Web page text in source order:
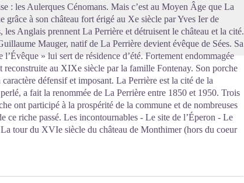
: les Aulerques Cénomans. Mais c’est au Moyen Âge que La
grâce à son château fort érigé au Xe siècle par Yves Ier de
Anglais prennent La Perrière et détruisent le château et la cité.
Mauger, natif de La Perrière devient évêque de Sées. Sa
» lui sert de résidence d’été. Fortement endommagée
reconstruite au XIXe siècle par la famille Fontenay. Son porche
défensif et imposant. La Perrière est la cité de la
a fait la renommée de La Perrière entre 1850 et 1950. Trois
ont participé à la prospérité de la commune et de nombreuses
ce riche passé. Les incontournables - Le site de l’Éperon - Le
tour du XVIe siècle du château de Monthimer (hors du coeur